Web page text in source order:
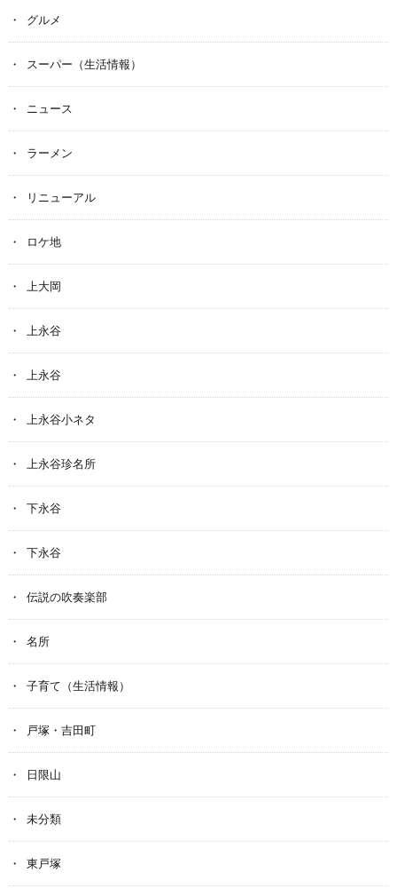
グルメ
スーパー（生活情報）
ニュース
ラーメン
リニューアル
ロケ地
上大岡
上永谷
上永谷
上永谷小ネタ
上永谷珍名所
下永谷
下永谷
伝説の吹奏楽部
名所
子育て（生活情報）
戸塚・吉田町
日限山
未分類
東戸塚